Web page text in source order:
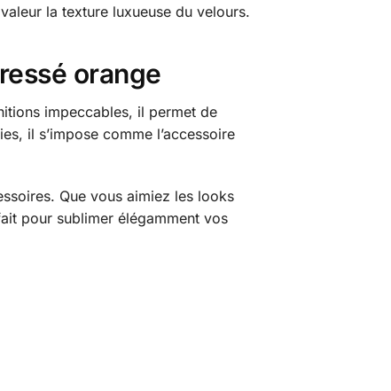
la texture luxueuse du velours.
orange
impeccables, il permet de
il s’impose comme l’accessoire
Que vous aimiez les looks
pour sublimer élégamment vos